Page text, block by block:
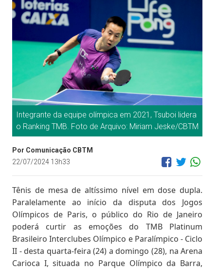
Integrante da equipe olímpica em 2021, Tsuboi lidera
o Ranking TMB. Foto de Arquivo: Miriam Jeske/CBTM
Por Comunicação CBTM
22/07/2024 13h33
Tênis de mesa de altíssimo nível em dose dupla.
Paralelamente ao início da disputa dos Jogos
Olímpicos de Paris, o público do Rio de Janeiro
poderá curtir as emoções do TMB Platinum
Brasileiro Interclubes Olímpico e Paralímpico - Ciclo
II - desta quarta-feira (24) a domingo (28), na Arena
Carioca I, situada no Parque Olímpico da Barra,